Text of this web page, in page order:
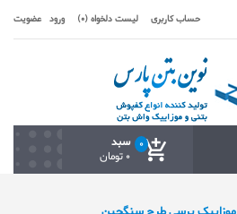
حساب کاربری لیست دلخواه (0) ورود عضویت
سبد 0
0 تومان